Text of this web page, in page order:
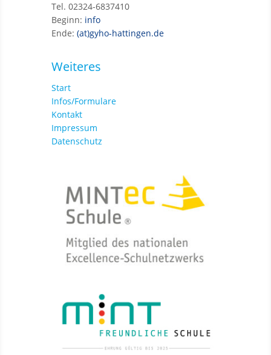
Tel. 02324-6837410
Beginn: info
Ende: (at)gyho-hattingen.de
Weiteres
Start
Infos/Formulare
Kontakt
Impressum
Datenschutz